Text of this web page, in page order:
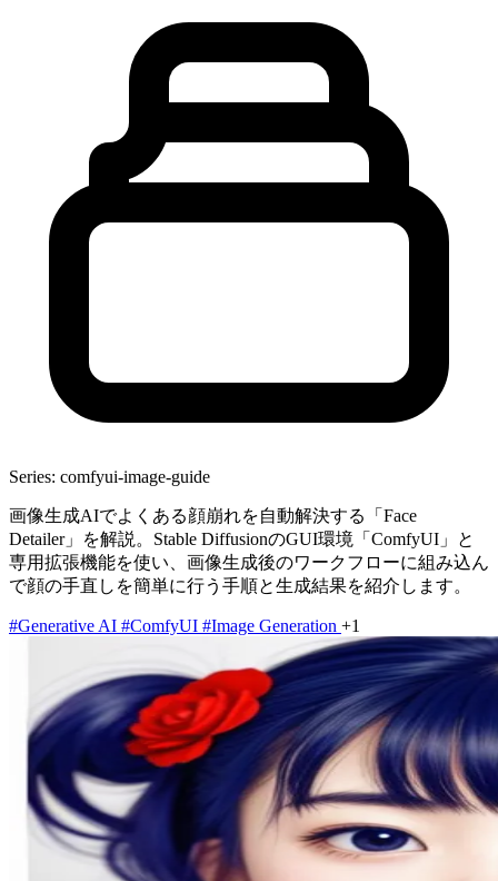
Series: comfyui-image-guide
画像生成AIでよくある顔崩れを自動解決する「Face
Detailer」を解説。Stable DiffusionのGUI環境「ComfyUI」と
専用拡張機能を使い、画像生成後のワークフローに組み込ん
で顔の手直しを簡単に行う手順と生成結果を紹介します。
#Generative AI #ComfyUI #Image Generation +1